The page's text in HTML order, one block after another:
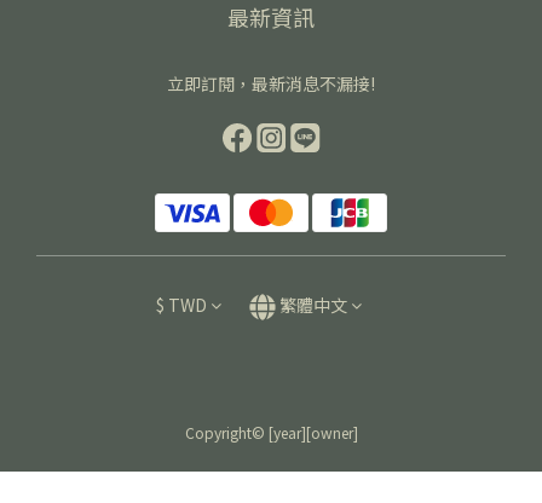
最新資訊
立即訂閱，最新消息不漏接!
$ TWD 繁體中文
Copyright© [year][owner]